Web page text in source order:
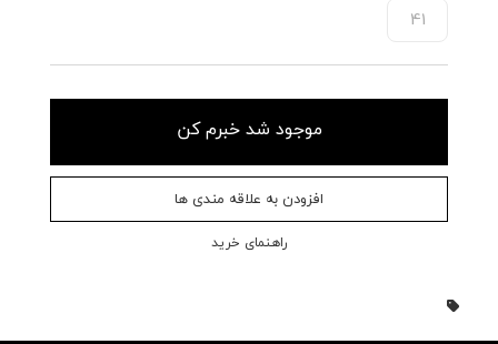
41
موجود شد خبرم کن
افزودن به علاقه مندی ها
راهنمای خرید